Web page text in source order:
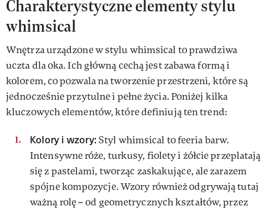
Charakterystyczne elementy stylu
whimsical
Wnętrza urządzone w stylu whimsical to prawdziwa
uczta dla oka. Ich główną cechą jest zabawa formą i
kolorem, co pozwala na tworzenie przestrzeni, które są
jednocześnie przytulne i pełne życia. Poniżej kilka
kluczowych elementów, które definiują ten trend:
Kolory i wzory: Styl whimsical to feeria barw.
Intensywne róże, turkusy, fiolety i żółcie przeplatają
się z pastelami, tworząc zaskakujące, ale zarazem
spójne kompozycje. Wzory również odgrywają tutaj
ważną rolę – od geometrycznych kształtów, przez